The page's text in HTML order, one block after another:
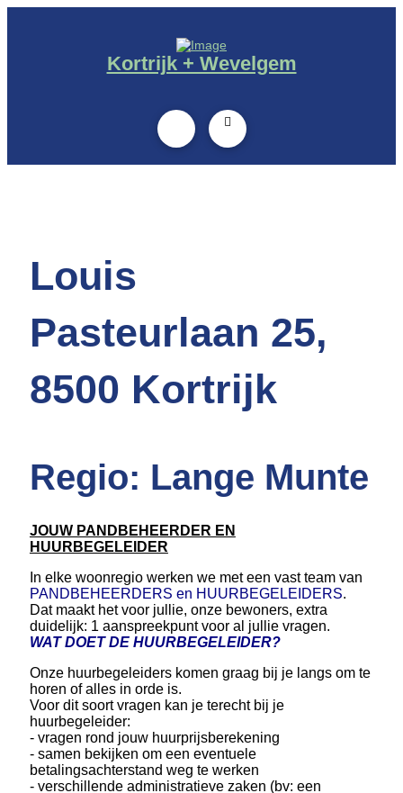
Kortrijk + Wevelgem
Louis
Pasteurlaan 25,
8500 Kortrijk
Regio: Lange Munte
JOUW PANDBEHEERDER EN
HUURBEGELEIDER
In elke woonregio werken we met een vast team van
PANDBEHEERDERS en HUURBEGELEIDERS.
Dat maakt het voor jullie, onze bewoners, extra
duidelijk: 1 aanspreekpunt voor al jullie vragen.
WAT DOET DE HUURBEGELEIDER?
Onze huurbegeleiders komen graag bij je langs om te
horen of alles in orde is.
Voor dit soort vragen kan je terecht bij je
huurbegeleider:
- vragen rond jouw huurprijsberekening
- samen bekijken om een eventuele
betalingsachterstand weg te werken
- verschillende administratieve zaken (bv: een